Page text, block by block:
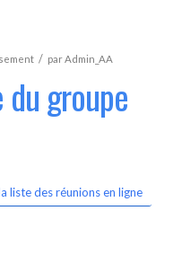
/ parAdmin_AA
groupe
liste des réunions en ligne